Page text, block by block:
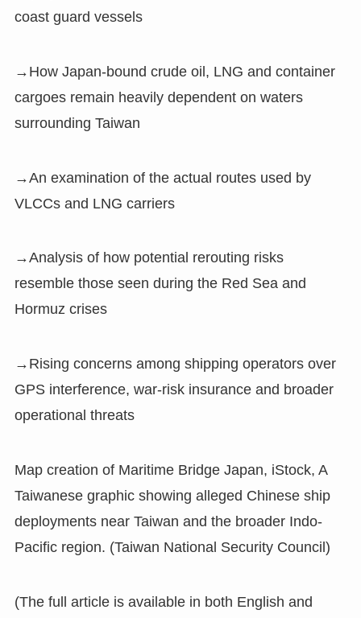
coast guard vessels
→How Japan-bound crude oil, LNG and container
cargoes remain heavily dependent on waters
surrounding Taiwan
→An examination of the actual routes used by
VLCCs and LNG carriers
→Analysis of how potential rerouting risks
resemble those seen during the Red Sea and
Hormuz crises
→Rising concerns among shipping operators over
GPS interference, war-risk insurance and broader
operational threats
Map creation of Maritime Bridge Japan, iStock, A
Taiwanese graphic showing alleged Chinese ship
deployments near Taiwan and the broader Indo-
Pacific region. (Taiwan National Security Council)
(The full article is available in both English and